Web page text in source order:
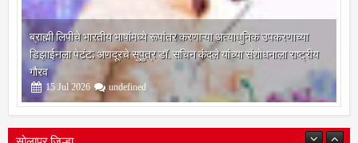
ब्राह्मी लिपीचे भारतीय भाषांमध्ये रूपांतर करणाऱ्या अत्याधुनिक उपकरणाच्या
डिझाईनला पेटंट; अणदूरचे सुपुत्र डॉ. सचिन कंदले यांच्या संशोधनाला राष्ट्रीय
गौरव
15 2026 undefined
सोलापूर जिल्हा